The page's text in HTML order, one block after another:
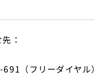
：
（フリーダイヤル）